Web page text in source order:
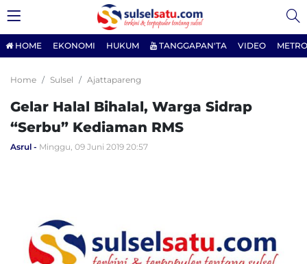
HOME EKONOMI HUKUM TANGGAPAN'TA VIDEO
Home Sulsel Ajattapareng
Gelar Halal Bihalal, Warga Sidrap
“Serbu” Kediaman RMS
Asrul Minggu, 09 Juni 2019 20:57